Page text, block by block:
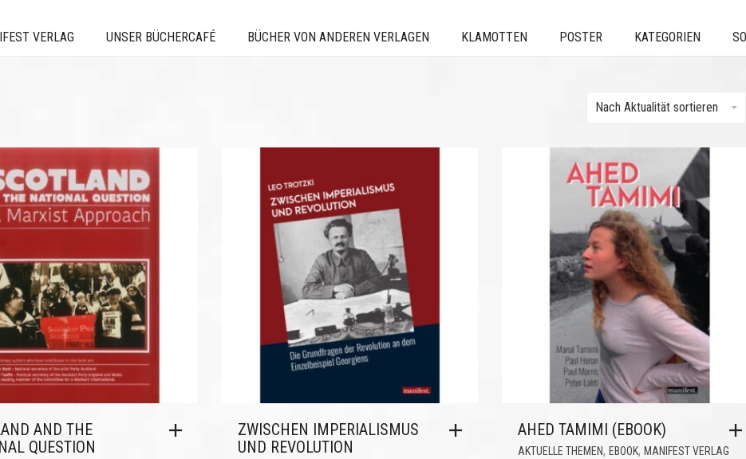
VERLAG UNSER BÜCHERCAFÉ BÜCHER VON ANDEREN VERLAGEN KLAMOTTEN POSTER KATEGORIEN
Nach Aktualität sortieren
AND THE
QUESTION
ZWISCHEN IMPERIALISMUS
UND REVOLUTION
AHED TAMIMI (EBOOK)
AKTUELLE THEMEN, EBOOK, MANIFEST VERLAG